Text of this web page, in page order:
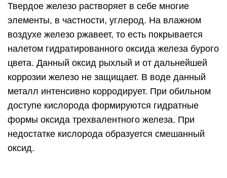
Твердое железо растворяет в себе многие
элементы, в частности, углерод. На влажном
воздухе железо ржавеет, то есть покрывается
налетом гидратированного оксида железа бурого
цвета. Данный оксид рыхлый и от дальнейшей
коррозии железо не защищает. В воде данный
металл интенсивно корродирует. При обильном
доступе кислорода формируются гидратные
формы оксида трехвалентного железа. При
недостатке кислорода образуется смешанный
оксид.